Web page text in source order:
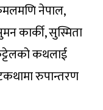
नेपाल,
कार्की, सुस्मिता
कथलाई
रुपान्तरण